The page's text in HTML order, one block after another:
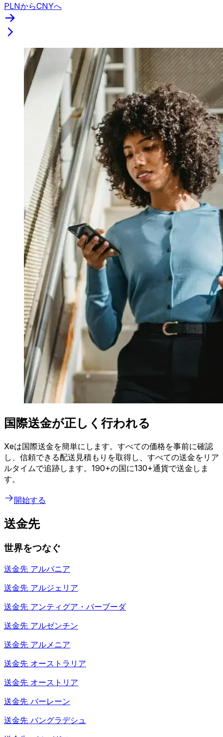
PLNからCNYへ
国際送金が正しく行われる
Xeは国際送金を簡単にします。すべての価格を事前に確認
し、信頼できる配送見積もりを取得し、すべての送金をリア
ルタイムで追跡します。190+の国に130+通貨で送金しま
す。
開始する
送金先
世界をつなぐ
送金先 アルバニア
送金先 アルジェリア
送金先 アンティグア・バーブーダ
送金先 アルゼンチン
送金先 アルメニア
送金先 オーストラリア
送金先 オーストリア
送金先 バーレーン
送金先 バングラデシュ